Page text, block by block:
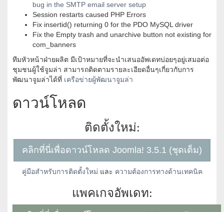
bug in the SMTP email server setup
Session restarts caused PHP Errors
Fix insertid() returning 0 for the PDO MySQL driver
Fix the Empty trash and unarchive button not existing for
com_banners
ทีมหัวหน้าฝ่ายผลิต มีเป้าหมายที่จะนำเสนออัพเดทบ่อยๆอยู่เสมอต่อ
ชุมชนผู้ใช้จูมล่า สามารถติดตามรายละเอียดอื่นๆเกี่ยวกับการ
พัฒนาจูมล่าได้ที่ เครือข่ายผู้พัฒนาจูมล่า
ดาวน์โหลด
ติดตั้งใหม่:
คลิกที่นี่เพื่อดาวน์โหลด Joomla! 3.5.1 (ชุดเต็ม)
คู่มือสำหรับการติดตั้งใหม่ และ ความต้องการทางด้านเทคนิค
แพคเกจอัพเดท: